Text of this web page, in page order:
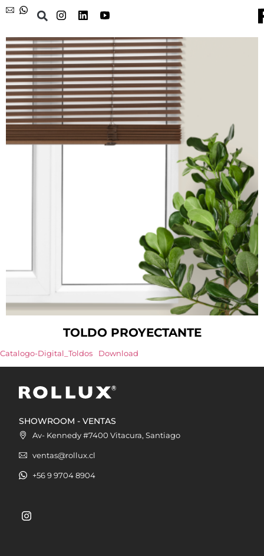
TOLDO PROYECTANTE
Catalogo-Digital_Toldos Download
SHOWROOM - VENTAS
Av- Kennedy #7400 Vitacura, Santiago
ventas@rollux.cl
+56 9 9704 8904